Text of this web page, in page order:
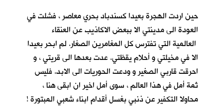
حين اردت الهجرة بعيدا كسندباد بحري معاصر ، فشلت في
العودة الى مدينتي الا ببعض الاكاذيب عن العنقاء
العالمية التي تفترس كل المغامرين الصغار. لم ابحر بعيدا
الا في مخيلتي و أحلام يقظتي. عدت بعدها الى قريتي ، و
احرقت قاربي الصغير و ودعت الحوريات الى الابد. فليس
ثمة أمل في هذا العالم ، سوى أمل اخير ان ابقى هنا ،
محاولا التكفير عن ذنبي بغسل أقدام ابناء شعبي المبتورة !